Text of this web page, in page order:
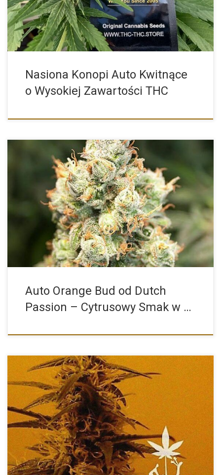
Nasiona Konopi Auto Kwitnące
o Wysokiej Zawartości THC
Auto Orange Bud od Dutch Passion to istna gratka dla […]
Auto Orange Bud od Dutch
Passion – Cytrusowy Smak w …
Zambeza Seeds to znany i ceniony producent nasion konopi,
który […]